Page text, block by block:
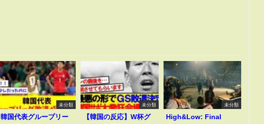
未分類
韓国代表グループリー
未分類
【韓国の反応】W杯グ
未分類
High&Low: Final